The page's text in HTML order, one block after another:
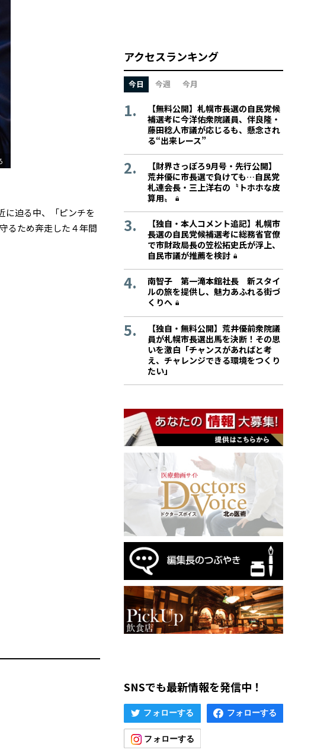
に迫る中、「ピンチを
るため奔走した４年間
アクセスランキング
今日 今週 今月
【無料公開】札幌市長選の自民党候
補選考に今洋佑衆院議員、伴良隆・
藤田稔人市議が応じるも、懸念され
る“出来レース”
【財界さっぽろ9月号・先行公開】
荒井優に市長選で負けても…自民党
札連会長・三上洋右の〝トホホな皮
算用〟
【独自・本人コメント追記】札幌市
長選の自民党候補選考に総務省官僚
で市財政局長の笠松拓史氏が浮上、
自民市議が推薦を検討
南智子 第一滝本館社長 新スタイ
ルの旅を提供し、魅力あふれる街づ
くりへ
【独自・無料公開】荒井優前衆院議
員が札幌市長選出馬を決断！その思
いを激白「チャンスがあればと考
え、チャレンジできる環境をつくり
たい」
SNSでも最新情報を発信中！